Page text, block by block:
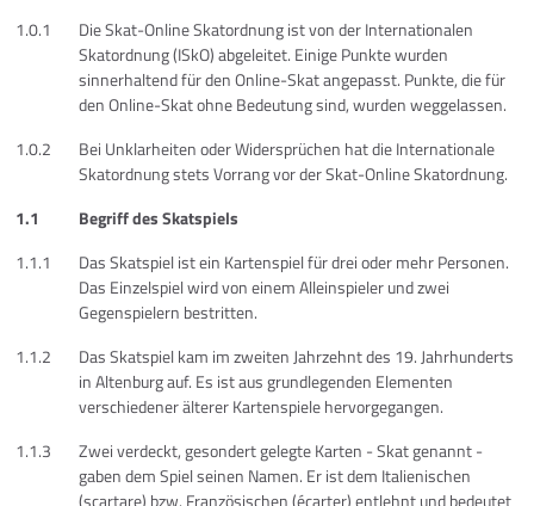
1.0.1
Die Skat-Online Skatordnung ist von der Internationalen
Skatordnung (ISkO) abgeleitet. Einige Punkte wurden
sinnerhaltend für den Online-Skat angepasst. Punkte, die für
den Online-Skat ohne Bedeutung sind, wurden weggelassen.
1.0.2
Bei Unklarheiten oder Widersprüchen hat die Internationale
Skatordnung stets Vorrang vor der Skat-Online Skatordnung.
1.1
Begriff des Skatspiels
1.1.1
Das Skatspiel ist ein Kartenspiel für drei oder mehr Personen.
Das Einzelspiel wird von einem Alleinspieler und zwei
Gegenspielern bestritten.
1.1.2
Das Skatspiel kam im zweiten Jahrzehnt des 19. Jahrhunderts
in Altenburg auf. Es ist aus grundlegenden Elementen
verschiedener älterer Kartenspiele hervorgegangen.
1.1.3
Zwei verdeckt, gesondert gelegte Karten - Skat genannt -
gaben dem Spiel seinen Namen. Er ist dem Italienischen
(scartare) bzw. Französischen (écarter) entlehnt und bedeutet